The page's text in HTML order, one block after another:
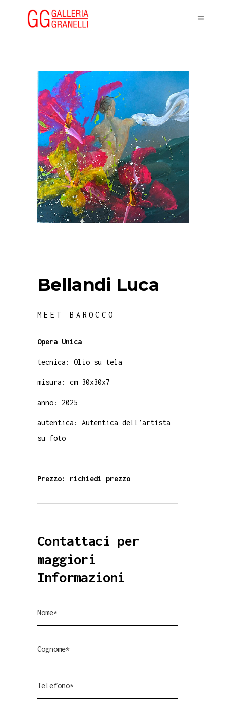
Bellandi Luca
MEET BAROCCO
Opera Unica
tecnica: Olio su tela
misura: cm 30x30x7
anno: 2025
autentica: Autentica dell’artista
su foto
Prezzo: richiedi prezzo
Contattaci per
maggiori
Informazioni